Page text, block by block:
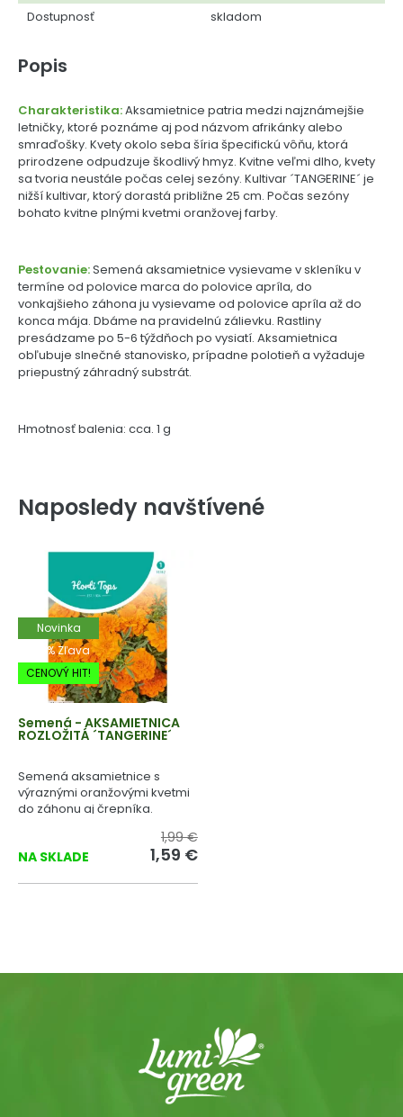
Dostupnosť skladom
Popis
Charakteristika:Aksamietnice patria medzi najznámejšie
letničky, ktoré poznáme aj pod názvom afrikánky alebo
smraďošky. Kvety okolo seba šíria špecifickú vôňu, ktorá
prirodzene odpudzuje škodlivý hmyz. Kvitne veľmi dlho, kvety
sa tvoria neustále počas celej sezóny. Kultivar ´TANGERINE´ je
nižší kultivar, ktorý dorastá približne 25 cm. Počas sezóny
bohato kvitne plnými kvetmi oranžovej farby.
Pestovanie:Semená aksamietnice vysievame v skleníku v
termíne od polovice marca do polovice apríla, do
vonkajšieho záhona ju vysievame od polovice apríla až do
konca mája. Dbáme na pravidelnú zálievku. Rastliny
presádzame po 5-6 týždňoch po vysiatí. Aksamietnica
obľubuje slnečné stanovisko, prípadne polotieň a vyžaduje
priepustný záhradný substrát.
Hmotnosť balenia: cca. 1 g
Naposledy navštívené
Novinka
-20% Zľava
CENOVÝ HIT!
Semená - AKSAMIETNICA
ROZLOŽITÁ ´TANGERINE´
Semená aksamietnice s
výraznými oranžovými kvetmi
do záhonu aj črepníka.
NA SKLADE
1,99 €
1,59 €